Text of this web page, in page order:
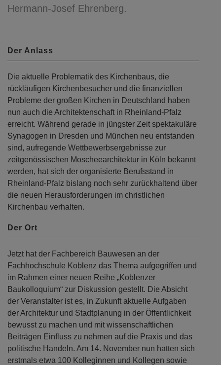
Hermann-Josef Ehrenberg.
Der Anlass
Die aktuelle Problematik des Kirchenbaus, die
rückläufigen Kirchenbesucher und die finanziellen
Probleme der großen Kirchen in Deutschland haben
nun auch die Architektenschaft in Rheinland-Pfalz
erreicht. Während gerade in jüngster Zeit spektakuläre
Synagogen in Dresden und München neu entstanden
sind, aufregende Wettbewerbsergebnisse zur
zeitgenössischen Moscheearchitektur in Köln bekannt
werden, hat sich der organisierte Berufsstand in
Rheinland-Pfalz bislang noch sehr zurückhaltend über
die neuen Herausforderungen im christlichen
Kirchenbau verhalten.
Der Ort
Jetzt hat der Fachbereich Bauwesen an der
Fachhochschule Koblenz das Thema aufgegriffen und
im Rahmen einer neuen Reihe „Koblenzer
Baukolloquium“ zur Diskussion gestellt. Die Absicht
der Veranstalter ist es, in Zukunft aktuelle Aufgaben
der Architektur und Stadtplanung in der Öffentlichkeit
bewusst zu machen und mit wissenschaftlichen
Beiträgen Einfluss zu nehmen auf die Praxis und das
politische Handeln. Am 14. November nun hatten sich
erstmals etwa 100 Kolleginnen und Kollegen sowie